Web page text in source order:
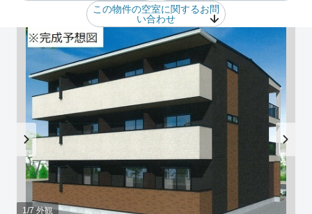
この物件の空室に関するお問
い合わせ
1/7 外観